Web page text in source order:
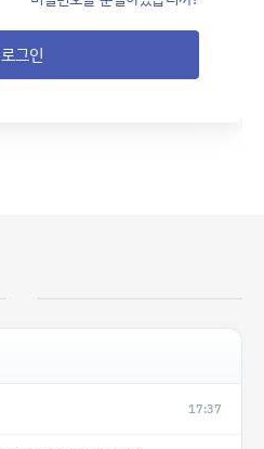
로그인
17:37